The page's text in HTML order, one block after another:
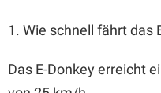
1. Wie schnell fährt das
Das E-Donkey erreicht